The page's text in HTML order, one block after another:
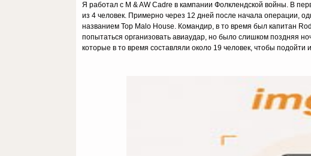
Я работал с M & AW Cadre в кампании Фолклендской войны. В
из 4 человек. Примерно через 12 дней после начала операции,
названием Top Malo House. Командир, в то время был капитан
попытаться организовать авиаудар, но было слишком поздняя
которые в то время составляли около 19 человек, чтобы подойти